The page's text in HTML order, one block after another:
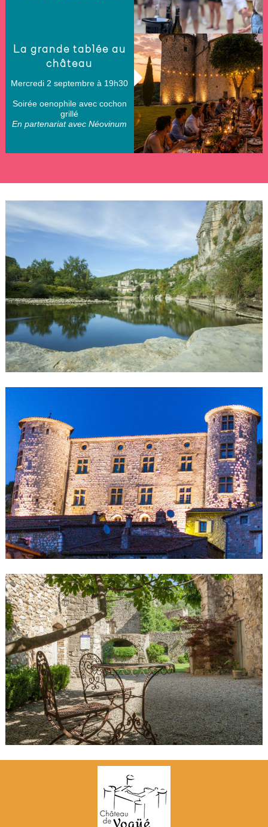
La grande tablée au
château
Mercredi 2 septembre à 19h30
Soirée oenophile avec cochon
grillé
En partenariat avec Néovinum